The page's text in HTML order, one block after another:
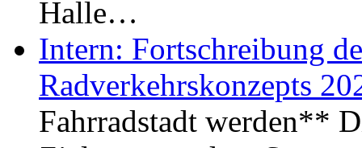
Halle…
Intern: Fortschreibung
Radverkehrskonzepts
Fahrradstadt werden**